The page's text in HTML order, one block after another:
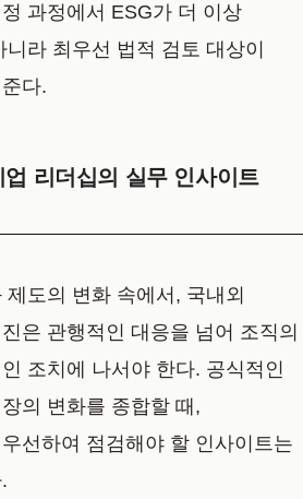
과정에서 ESG가 더 이상
라 최우선 법적 검토 대상이
다.
리더십의 실무 인사이트
도의 변화 속에서, 국내외
은 관행적인 대응을 넘어 조직의
조치에 나서야 한다. 공식적인
의 변화를 종합할 때,
선하여 점검해야 할 인사이트는